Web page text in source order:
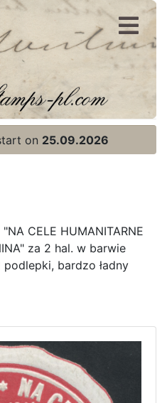
on 25.09.2026
CELE HUMANITARNE
za 2 hal. w barwie
bardzo ładny